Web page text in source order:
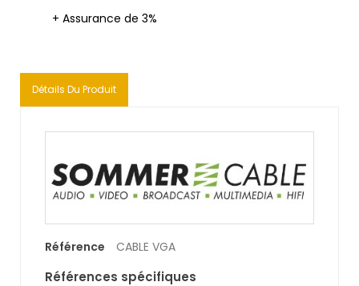
+ Assurance de 3%
Détails Du Produit
Référence CABLE VGA
Références spécifiques